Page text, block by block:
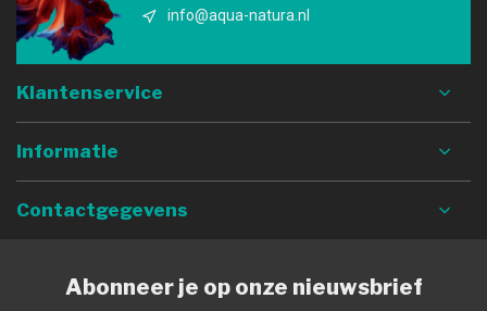
info@aqua-natura.nl
Klantenservice
Informatie
Contactgegevens
Abonneer je op onze nieuwsbrief